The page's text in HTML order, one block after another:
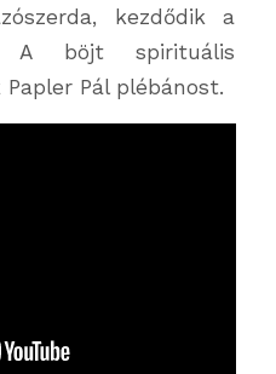
kezdődik a
A böjt spirituális
Pál plébánost.